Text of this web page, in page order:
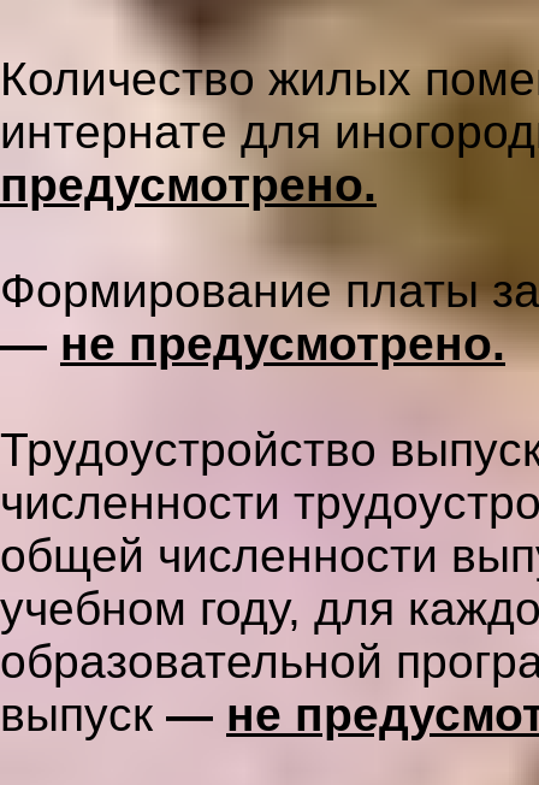
Количество жилых
интернате для
предусмотрено.
Формирование платы
— не предусмотрено.
Трудоустройство
численности
общей численности
учебном году, для
образовательной
выпуск — не